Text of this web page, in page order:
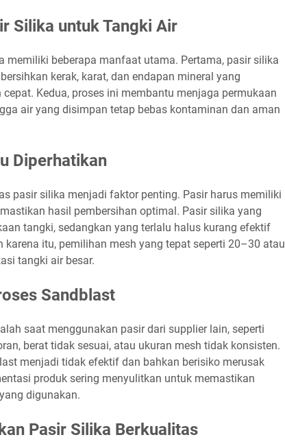
Silika untuk Tangki Air
memiliki beberapa manfaat utama. Pertama, pasir silika
kerak, karat, dan endapan mineral yang
Kedua, proses ini membantu menjaga permukaan
air yang disimpan tetap bebas kontaminan dan aman
Diperhatikan
pasir silika menjadi faktor penting. Pasir harus memiliki
hasil pembersihan optimal. Pasir silika yang
tangki, sedangkan yang terlalu halus kurang efektif
karena itu, pemilihan mesh yang tepat seperti 20–30 atau
tangki air besar.
Sandblast
saat menggunakan pasir dari supplier lain, seperti
berat tidak sesuai, atau ukuran mesh tidak konsisten.
menjadi tidak efektif dan bahkan berisiko merusak
produk sering menyulitkan untuk memastikan
digunakan.
Pasir Silika Berkualitas